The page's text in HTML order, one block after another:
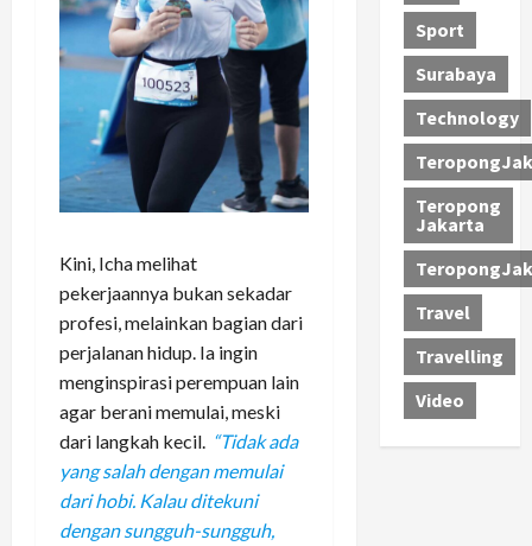
Kini, Icha melihat
pekerjaannya bukan sekadar
profesi, melainkan bagian dari
perjalanan hidup. Ia ingin
menginspirasi perempuan lain
agar berani memulai, meski
dari langkah kecil. “Tidak ada
yang salah dengan memulai
dari hobi. Kalau ditekuni
dengan sungguh-sungguh,
Sport
Surabaya
Technology
Teropong
Jakarta
Travel
Travelling
Video